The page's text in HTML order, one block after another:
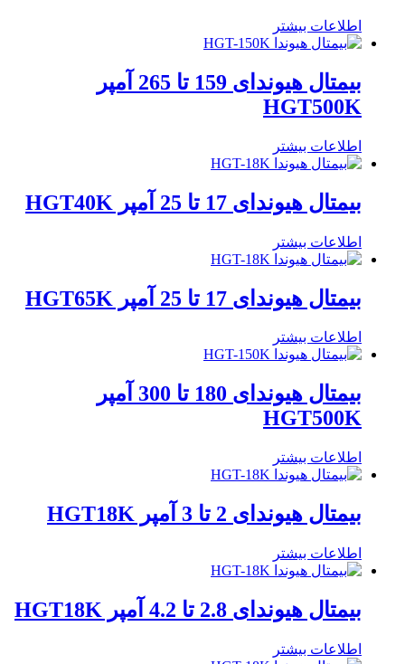
اطلاعات بیشتر
بیمتال هیوندای 159 تا 265 آمپر
HGT500K
اطلاعات بیشتر
بیمتال هیوندای 17 تا 25 آمپر HGT40K
اطلاعات بیشتر
بیمتال هیوندای 17 تا 25 آمپر HGT65K
اطلاعات بیشتر
بیمتال هیوندای 180 تا 300 آمپر
HGT500K
اطلاعات بیشتر
بیمتال هیوندای 2 تا 3 آمپر HGT18K
اطلاعات بیشتر
بیمتال هیوندای 2.8 تا 4.2 آمپر HGT18K
اطلاعات بیشتر